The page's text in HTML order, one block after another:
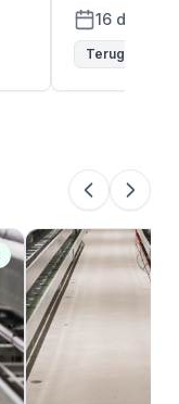
16 dec
Terugblik